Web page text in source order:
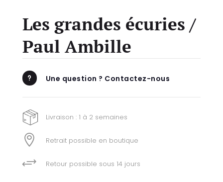
Les grandes écuries /
Paul Ambille
u Une question ? Contactez-nous
Livraison : 1 à 2 semaines
 Retrait possible en boutique
+ Retour possible sous 14 jours